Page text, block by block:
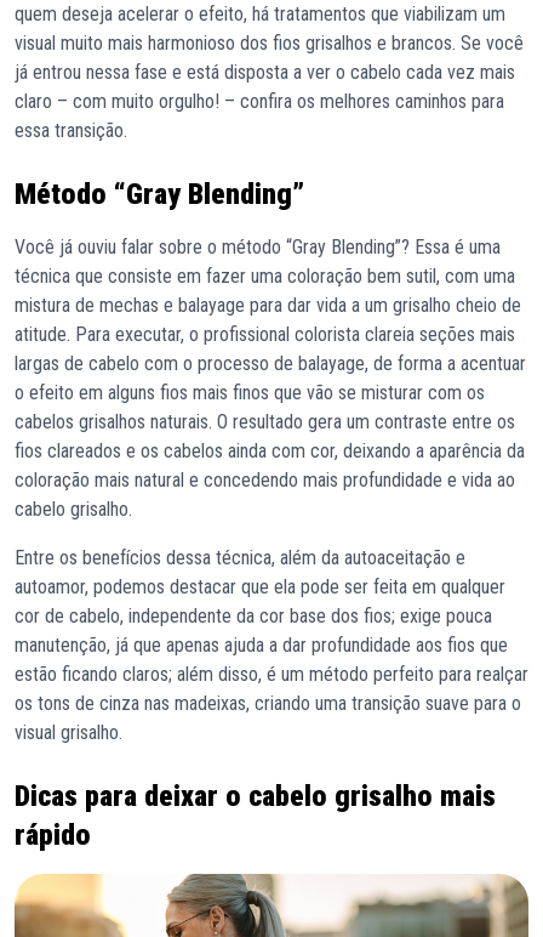
quem deseja acelerar o efeito, há tratamentos que viabilizam um
visual muito mais harmonioso dos fios grisalhos e brancos. Se você
já entrou nessa fase e está disposta a ver o cabelo cada vez mais
claro – com muito orgulho! – confira os melhores caminhos para
essa transição.
Método “Gray Blending”
Você já ouviu falar sobre o método “Gray Blending”? Essa é uma
técnica que consiste em fazer uma coloração bem sutil, com uma
mistura de mechas e balayage para dar vida a um grisalho cheio de
atitude. Para executar, o profissional colorista clareia seções mais
largas de cabelo com o processo de balayage, de forma a acentuar
o efeito em alguns fios mais finos que vão se misturar com os
cabelos grisalhos naturais. O resultado gera um contraste entre os
fios clareados e os cabelos ainda com cor, deixando a aparência da
coloração mais natural e concedendo mais profundidade e vida ao
cabelo grisalho.
Entre os benefícios dessa técnica, além da autoaceitação e
autoamor, podemos destacar que ela pode ser feita em qualquer
cor de cabelo, independente da cor base dos fios; exige pouca
manutenção, já que apenas ajuda a dar profundidade aos fios que
estão ficando claros; além disso, é um método perfeito para realçar
os tons de cinza nas madeixas, criando uma transição suave para o
visual grisalho.
Dicas para deixar o cabelo grisalho mais
rápido